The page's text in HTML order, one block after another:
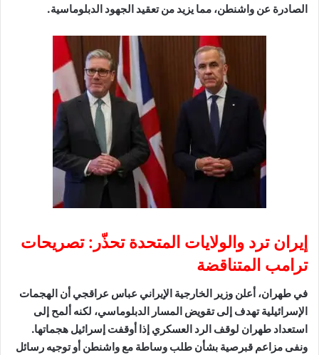
الصادرة عن واشنطن، مما يزيد من تعقيد الجهود الدبلوماسية.
إيران ترد والولايات المتحدة تحذّر: تصريحات
ترامب المتناقضة
في طهران، أعلن وزير الخارجية الإيراني عباس عراقجي أن الهجمات
الإسرائيلية تهدف إلى تقويض المسار الدبلوماسي، لكنه ألمح إلى
استعداد طهران لوقف الرد العسكري إذا أوقفت إسرائيل هجماتها.
ونفى مزاعم قبرصية بشأن طلب وساطة مع واشنطن أو توجيه رسائل